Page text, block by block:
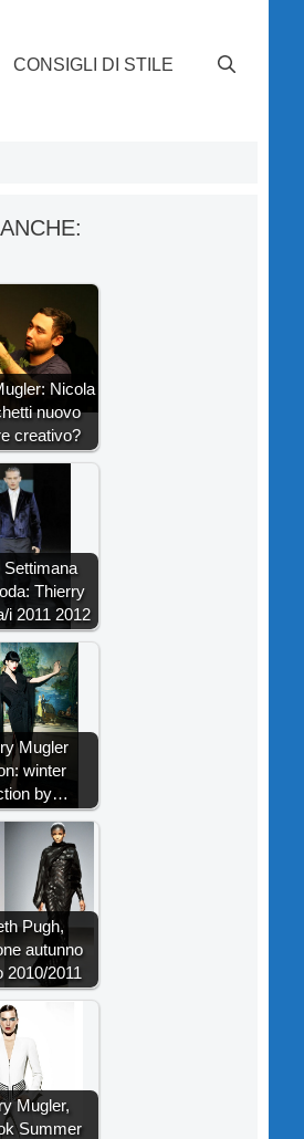
CONSIGLI DI STILE
Nicola
nuovo
creativo?
Settimana
Thierry
i 2011 2012
Mugler
winter
by…
Pugh,
autunno
2010/2011
Mugler,
Summer